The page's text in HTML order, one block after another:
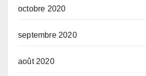
octobre 2020
septembre 2020
août 2020